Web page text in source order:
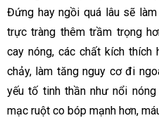
Đứng hay ngồi quá lâu sẽ
trực tràng thêm trầm trọng
cay nóng, các chất kích
chảy, làm tăng nguy cơ đi
yếu tố tinh thần như nổi
mạc ruột co bóp mạnh hơn,